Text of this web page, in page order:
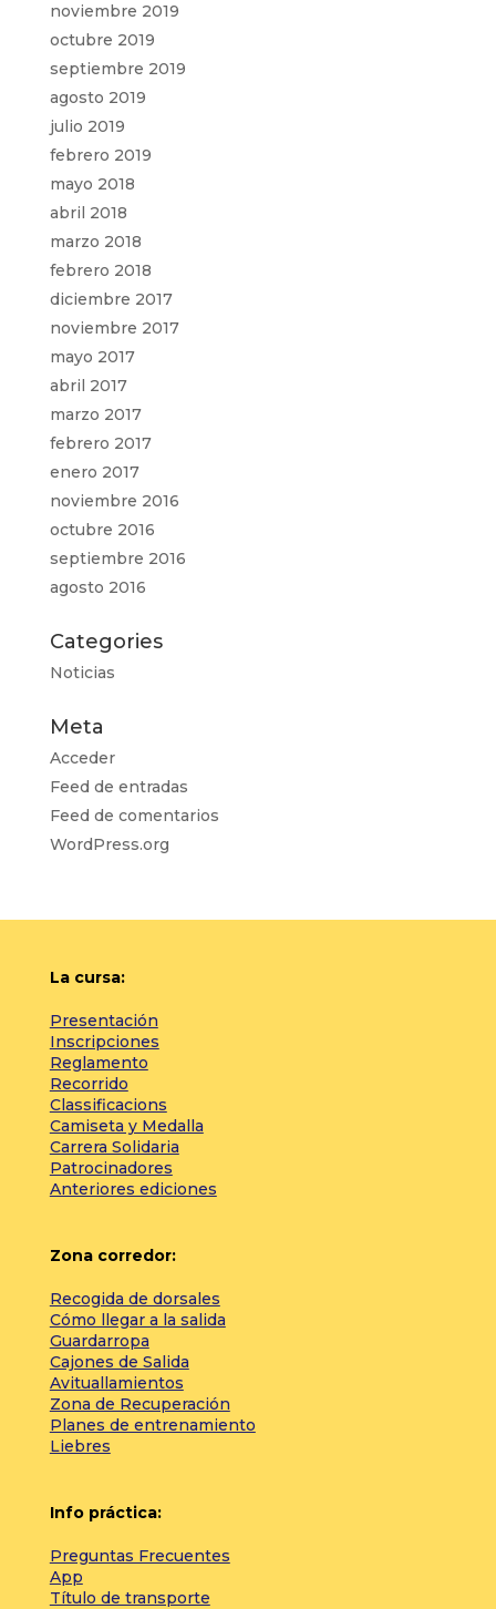
noviembre 2019
octubre 2019
septiembre 2019
agosto 2019
julio 2019
febrero 2019
mayo 2018
abril 2018
marzo 2018
febrero 2018
diciembre 2017
noviembre 2017
mayo 2017
abril 2017
marzo 2017
febrero 2017
enero 2017
noviembre 2016
octubre 2016
septiembre 2016
agosto 2016
Categories
Noticias
Meta
Acceder
Feed de entradas
Feed de comentarios
WordPress.org
La cursa:
Presentación
Inscripciones
Reglamento
Recorrido
Classificacions
Camiseta y Medalla
Carrera Solidaria
Patrocinadores
Anteriores ediciones
Zona corredor:
Recogida de dorsales
Cómo llegar a la salida
Guardarropa
Cajones de Salida
Avituallamientos
Zona de Recuperación
Planes de entrenamiento
Liebres
Info práctica:
Preguntas Frecuentes
App
Título de transporte